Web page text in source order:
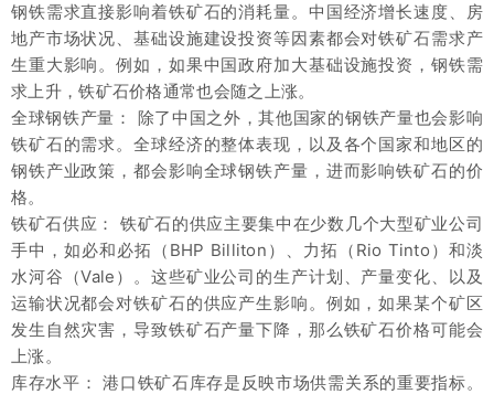
钢铁需求直接影响着铁矿石的消耗量。中国经济增长速度、房
地产市场状况、基础设施建设投资等因素都会对铁矿石需求产
生重大影响。例如，如果中国政府加大基础设施投资，钢铁需
求上升，铁矿石价格通常也会随之上涨。
全球钢铁产量： 除了中国之外，其他国家的钢铁产量也会影响
铁矿石的需求。全球经济的整体表现，以及各个国家和地区的
钢铁产业政策，都会影响全球钢铁产量，进而影响铁矿石的价
格。
铁矿石供应： 铁矿石的供应主要集中在少数几个大型矿业公司
手中，如必和必拓（BHP Billiton）、力拓（Rio Tinto）和淡
水河谷（Vale）。这些矿业公司的生产计划、产量变化、以及
运输状况都会对铁矿石的供应产生影响。例如，如果某个矿区
发生自然灾害，导致铁矿石产量下降，那么铁矿石价格可能会
上涨。
库存水平： 港口铁矿石库存是反映市场供需关系的重要指标。